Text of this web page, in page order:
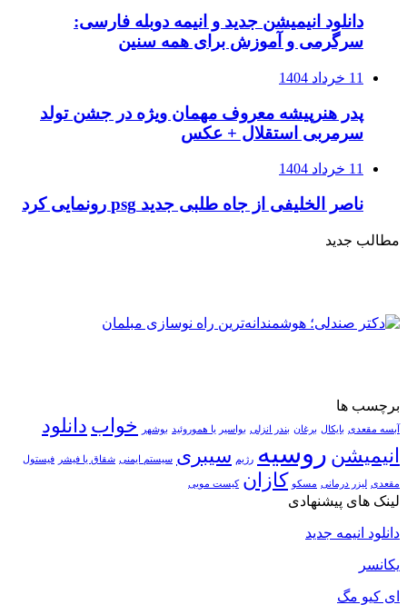
دانلود انیمیشن جدید و انیمه دوبله فارسی:
سرگرمی و آموزش برای همه سنین
11 خرداد 1404
پدر هنرپیشه معروف مهمان ویژه در جشن تولد
سرمربی استقلال + عکس
11 خرداد 1404
ناصر الخلیفی از جاه طلبی جدید psg رونمایی کرد
مطالب جدید
برچسب ها
آبسه مقعدی بایکال برغان بندر انزلی بواسیر یا هموروئید بوشهر خواب دانلود
انیمیشن روسیه رژیم سیبری سیستم ایمنی شقاق یا فیشر فیستول
مقعدی لیزر درمانی مسکو کازان کیست مویی
لینک های پیشنهادی
دانلود انیمه جدید
یکانسر
ای کیو مگ